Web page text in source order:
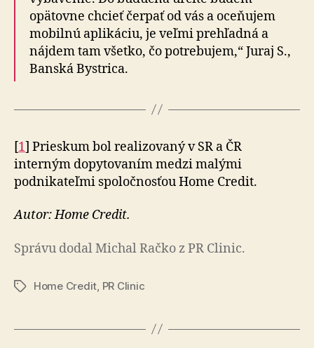
opätovne chcieť čerpať od vás a oceňujem
mobilnú aplikáciu, je veľmi prehľadná a
nájdem tam všetko, čo potrebujem,“ Juraj S.,
Banská Bystrica.
[1] Prieskum bol realizovaný v SR a ČR
interným dopytovaním medzi malými
podnikateľmi spoločnosťou Home Credit.
Autor: Home Credit.
Správu dodal Michal Račko z PR Clinic.
ZnačkyHome Credit PR Clinic